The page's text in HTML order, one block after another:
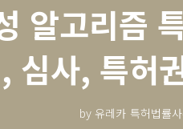
알고리즘
심사, 특허
by 유레카 특허법률